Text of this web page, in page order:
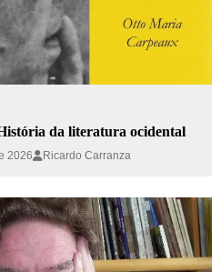
da literatura ocidental
2026 Ricardo Carranza